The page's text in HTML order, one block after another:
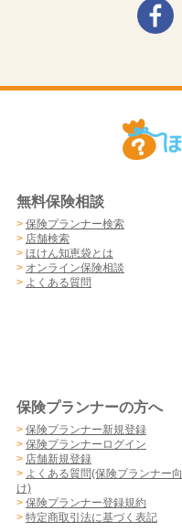
無料保険相談
> 保険プランナー検索
> 店舗検索
> ほけん知恵袋とは
> オンライン保険相談
> よくある質問
保険プランナーの方へ
> 保険プランナー新規登録
> 保険プランナーログイン
> 店舗新規登録
> よくある質問(保険プランナー向
け)
> 保険プランナー登録規約
> 特定商取引法に基づく表記